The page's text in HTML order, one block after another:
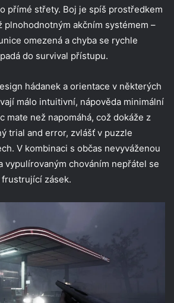
přímé střety. Boj je spíš prostředkem
plnohodnotným akčním systémem –
omezená a chyba se rychle
do survival přístupu.
hádanek a orientace v některých
málo intuitivní, nápověda minimální
mate než napomáhá, což dokáže z
trial and error, zvlášť v puzzle
V kombinaci s občas nevyváženou
vypulírovaným chováním nepřátel se
zásek.